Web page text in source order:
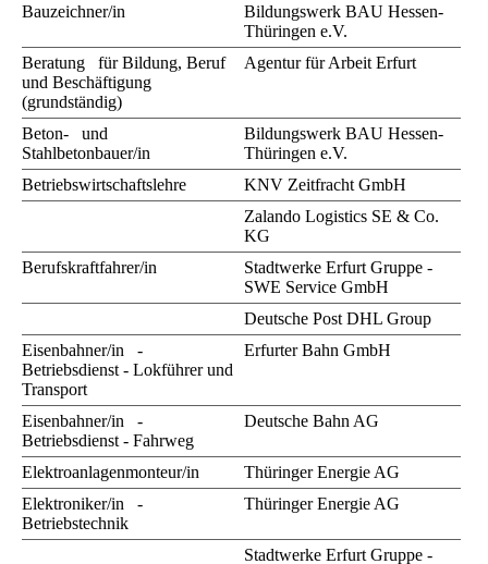
Bauzeichner/in
Bildungswerk BAU Hessen-
Thüringen e.V.
Beratung für Bildung, Beruf
und Beschäftigung
(grundständig)
Agentur für Arbeit Erfurt
Beton- und
Stahlbetonbauer/in
Bildungswerk BAU Hessen-
Thüringen e.V.
Betriebswirtschaftslehre
KNV Zeitfracht GmbH
Zalando Logistics SE & Co.
KG
Berufskraftfahrer/in
Stadtwerke Erfurt Gruppe -
SWE Service GmbH
Deutsche Post DHL Group
Eisenbahner/in -
Betriebsdienst - Lokführer und
Transport
Erfurter Bahn GmbH
Eisenbahner/in -
Betriebsdienst - Fahrweg
Deutsche Bahn AG
Elektroanlagenmonteur/in
Thüringer Energie AG
Elektroniker/in -
Betriebstechnik
Thüringer Energie AG
Stadtwerke Erfurt Gruppe -